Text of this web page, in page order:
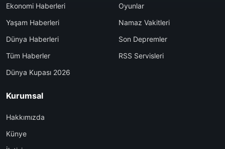
Ekonomi Haberleri
Yaşam Haberleri
Dünya Haberleri
Tüm Haberler
Dünya Kupası 2026
Oyunlar
Namaz Vakitleri
Son Depremler
RSS Servisleri
Kurumsal
Hakkımızda
Künye